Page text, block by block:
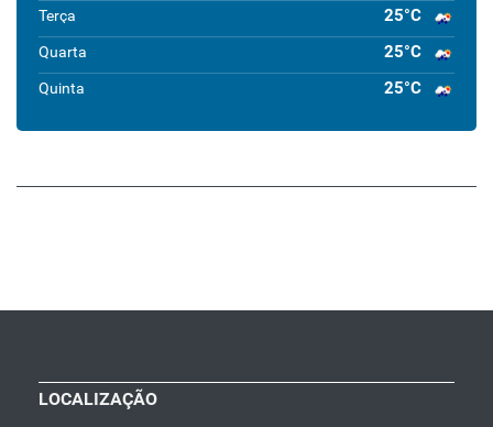
Terça 25°C
Quarta 25°C
Quinta 25°C
LOCALIZAÇÃO